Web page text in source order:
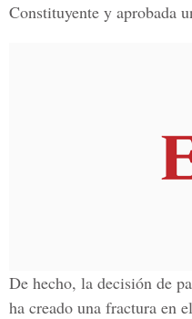
Constituyente y aprobada
De hecho, la decisión de
ha creado una fractura en